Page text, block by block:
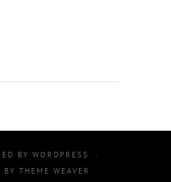
BY WORDPRESS
·
BY THEME WEAVER